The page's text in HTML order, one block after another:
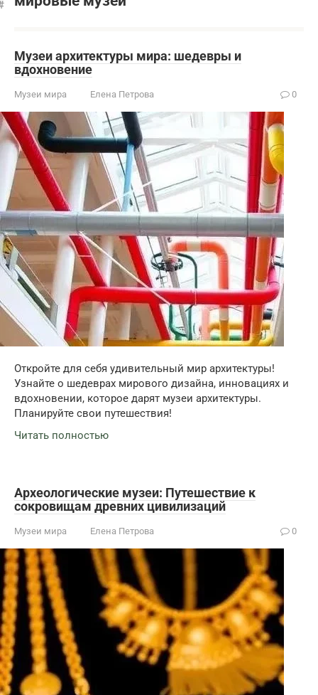
Музеи архитектуры мира: шедевры и
вдохновение
Музеи мира Елена Петрова 0
Откройте для себя удивительный мир архитектуры!
Узнайте о шедеврах мирового дизайна, инновациях и
вдохновении, которое дарят музеи архитектуры.
Планируйте свои путешествия!
Читать полностью
Археологические музеи: Путешествие к
сокровищам древних цивилизаций
Музеи мира Елена Петрова 0